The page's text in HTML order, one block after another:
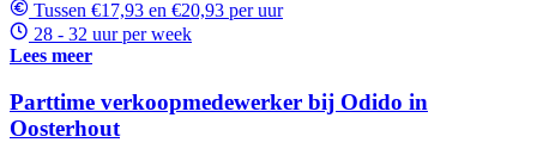
Tussen €17,93 en €20,93 per uur
28 - 32 uur per week
Lees meer
Parttime verkoopmedewerker bij Odido in
Oosterhout